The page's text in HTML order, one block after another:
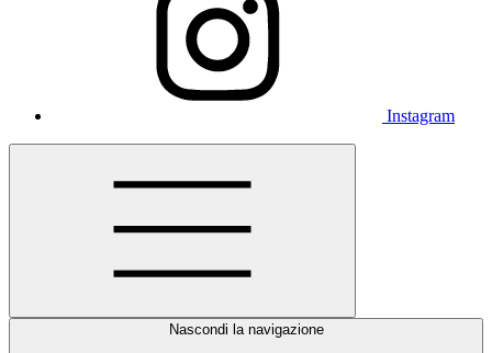
Instagram
Nascondi la navigazione